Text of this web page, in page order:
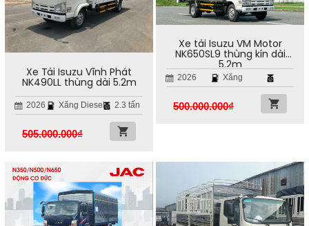
Xe Tải Isuzu Vĩnh Phát
NK490LL thùng dài 5.2m
2026 Xăng Diesel 2.3 tấn
505.000.000₫
Xe tải Isuzu VM Motor
NK650SL9 thùng kín dài
5.2m
2026 Xăng
500.000.000₫